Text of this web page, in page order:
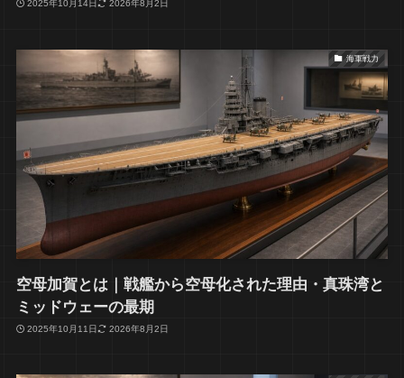
2025年10月14日 2026年8月2日
海軍戦力
空母加賀とは｜戦艦から空母化された理由・真珠湾と
ミッドウェーの最期
2025年10月11日 2026年8月2日